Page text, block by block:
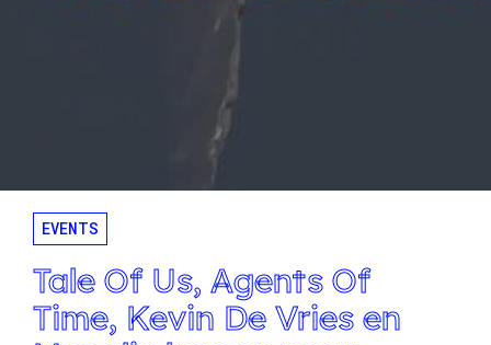
EVENTS
Tale Of Us, Agents Of
Time, Kevin De Vries en